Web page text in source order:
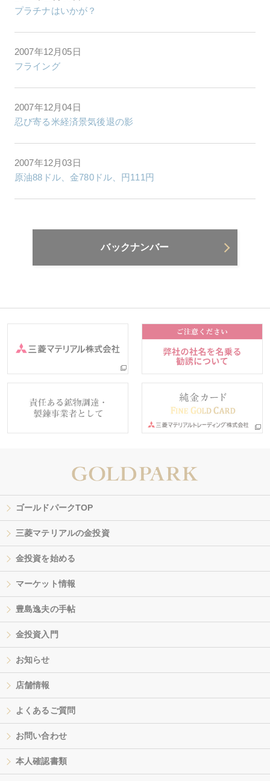
プラチナはいかが？
2007年12月05日
フライング
2007年12月04日
忍び寄る米経済景気後退の影
2007年12月03日
原油88ドル、金780ドル、円111円
バックナンバー
ゴールドパークTOP
三菱マテリアルの金投資
金投資を始める
マーケット情報
豊島逸夫の手帖
金投資入門
お知らせ
店舗情報
よくあるご質問
お問い合わせ
本人確認書類